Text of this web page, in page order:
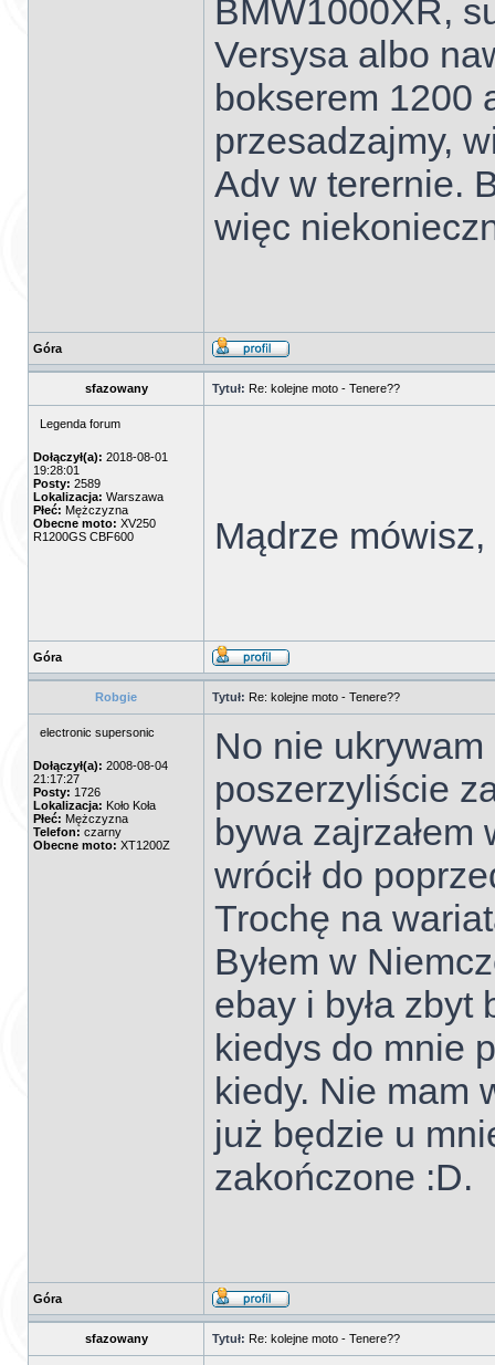
BMW1000XR,
Versysa albo
bokserem 1200
przesadzajmy,
Adv w terernie.
więc
Góra
sfazowany Tytuł: Re: kolejne moto - Tenere??
Legenda forum
Dołączył(a): 2018-08-01
19:28:01
Posty: 2589
Lokalizacja: Warszawa
Płeć: Mężczyzna
Obecne moto: XV250
R1200GS CBF600
Mądrze
Góra
Robgie Tytuł: Re: kolejne moto - Tenere??
electronic supersonic
Dołączył(a): 2008-08-04
21:17:27
Posty: 1726
Lokalizacja: Koło Koła
Płeć: Mężczyzna
Telefon: czarny
Obecne moto: XT1200Z
No nie
poszerzyliście
bywa
wrócił do
Trochę na
Byłem w
ebay i była zbyt
kiedys do mnie
kiedy. Nie mam
już będzie u
zakończone :D.
Góra
sfazowany Tytuł: Re: kolejne moto - Tenere??